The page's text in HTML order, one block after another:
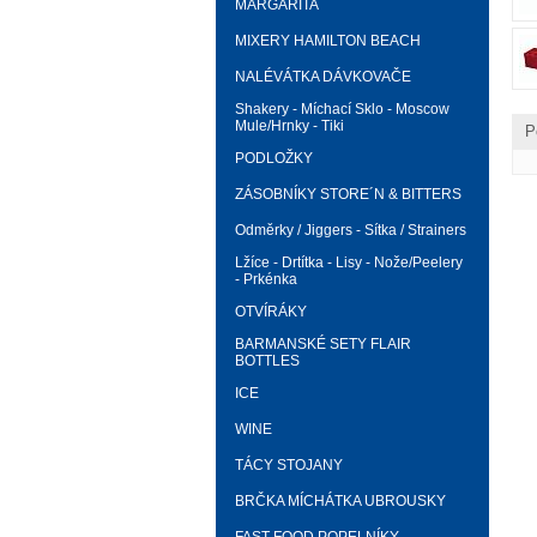
MARGARITA
MIXERY HAMILTON BEACH
NALÉVÁTKA DÁVKOVAČE
Shakery - Míchací Sklo - Moscow
Mule/Hrnky - Tiki
PODLOŽKY
ZÁSOBNÍKY STORE´N & BITTERS
Odměrky / Jiggers - Sítka / Strainers
Lžíce - Drtítka - Lisy - Nože/Peelery
- Prkénka
OTVÍRÁKY
BARMANSKÉ SETY FLAIR
BOTTLES
ICE
WINE
TÁCY STOJANY
BRČKA MÍCHÁTKA UBROUSKY